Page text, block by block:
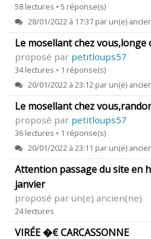
58 lectures • 5 réponse(s)
28/01/2022 à 17:37 par un(e)
Le mosellant chez vous,longe
proposé par petitloups57
34 lectures • 1 réponse(s)
20/01/2022 à 23:12 par un(e)
Le mosellant chez
proposé par petitloups57
36 lectures • 1 réponse(s)
20/01/2022 à 23:11 par un(e)
Attention passage du site en
janvier
proposé par un(e) ancien(ne)
24 lectures
VIRÉE �€ CARCASSONNE